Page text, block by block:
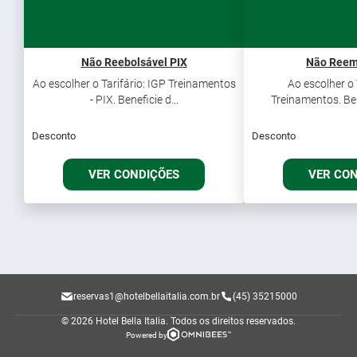
Não Reebolsável PIX
Ao escolher o Tarifário: IGP Treinamentos
- PIX. Beneficie d...
Desconto
VER CONDIÇÕES
Não
Ao escolher o
Treinamentos.
Desconto
VER
reservas1@hotelbellaitalia.com.br (45) 35215000
© 2026 Hotel Bella Italia. Todos os direitos reservados.
Powered by